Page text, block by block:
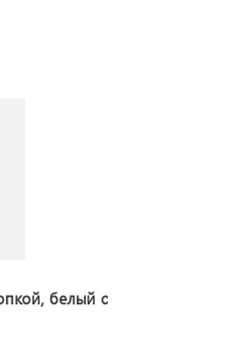
белый с